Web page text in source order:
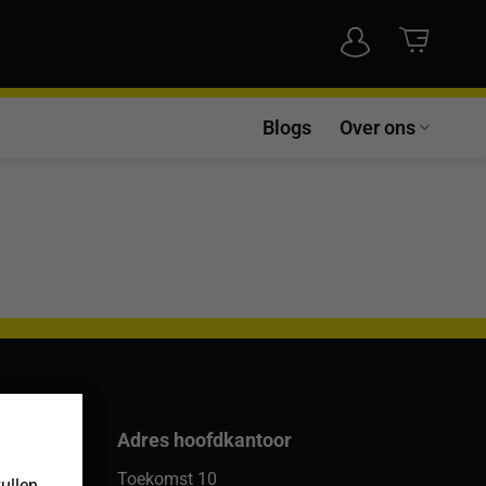
Blogs Over ons
Adres hoofdkantoor
Toekomst 10